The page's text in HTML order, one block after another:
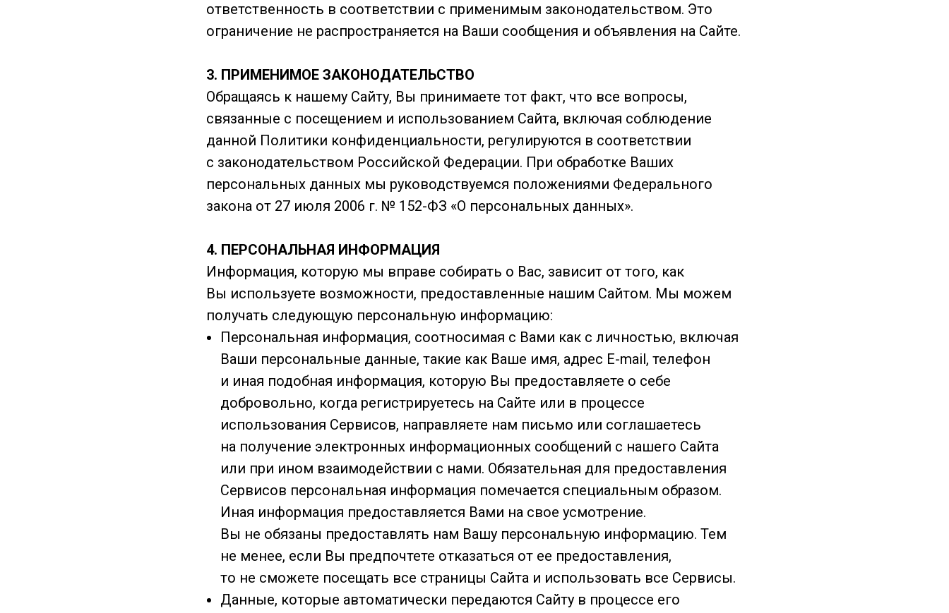
ответственность в соответствии с применимым законодательством. Это
ограничение не распространяется на Ваши сообщения и объявления на Сайте.
3. ПРИМЕНИМОЕ ЗАКОНОДАТЕЛЬСТВО
Обращаясь к нашему Сайту, Вы принимаете тот факт, что все вопросы,
связанные с посещением и использованием Сайта, включая соблюдение
данной Политики конфиденциальности, регулируются в соответствии
с законодательством Российской Федерации. При обработке Ваших
персональных данных мы руководствуемся положениями Федерального
закона от 27 июля 2006 г. № 152-ФЗ «О персональных данных».
4. ПЕРСОНАЛЬНАЯ ИНФОРМАЦИЯ
Информация, которую мы вправе собирать о Вас, зависит от того, как
Вы используете возможности, предоставленные нашим Сайтом. Мы можем
получать следующую персональную информацию:
Персональная информация, соотносимая с Вами как с личностью, включая
Ваши персональные данные, такие как Ваше имя, адрес E-mail, телефон
и иная подобная информация, которую Вы предоставляете о себе
добровольно, когда регистрируетесь на Сайте или в процессе
использования Сервисов, направляете нам письмо или соглашаетесь
на получение электронных информационных сообщений с нашего Сайта
или при ином взаимодействии с нами. Обязательная для предоставления
Сервисов персональная информация помечается специальным образом.
Иная информация предоставляется Вами на свое усмотрение.
Вы не обязаны предоставлять нам Вашу персональную информацию. Тем
не менее, если Вы предпочтете отказаться от ее предоставления,
то не сможете посещать все страницы Сайта и использовать все Сервисы.
Данные, которые автоматически передаются Сайту в процессе его